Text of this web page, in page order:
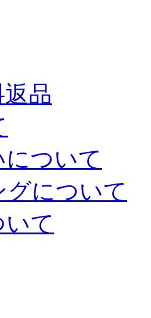
品
ついて
グについて
て